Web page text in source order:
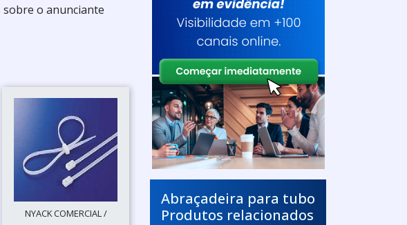
o anunciante
NYACK COMERCIAL /
Abraçadeira para tubo
Produtos relacionados